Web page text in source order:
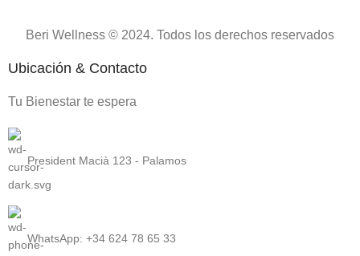
Beri Wellness © 2024. Todos los derechos reservados
Ubicación & Contacto
Tu Bienestar te espera
President Macià 123 - Palamos
WhatsApp: +34 624 78 65 33